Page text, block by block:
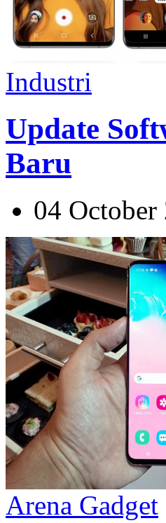
Industri
Update
Baru
04
Arena Gadget